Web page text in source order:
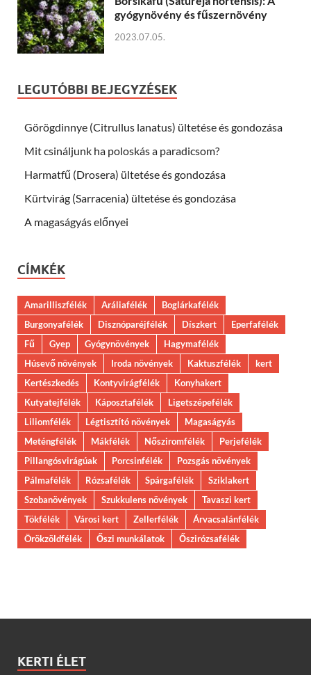
gyógynövény és fűszernövény
2023.07.05.
LEGUTÓBBI BEJEGYZÉSEK
Görögdinnye (Citrullus lanatus) ültetése és gondozása
Mit csináljunk ha poloskás a paradicsom?
Harmatfű (Drosera) ültetése és gondozása
Kürtvirág (Sarracenia) ültetése és gondozása
A magaságyás előnyei
CÍMKÉK
Amarilliszfélék Aráliafélék
Boglárkafélék
Burgonyafélék
Disznóparéjfélék Díszkert
Eperfafélék
Fű
Gyep Gyógynövények
Hagymafélék
Húsevő növények
Iroda növények Kaktuszfélék
kert
Kertészkedés
Kontyvirágfélék
Konyhakert
Kutyatejfélék
Káposztafélék
Ligetszépefélék
Liliomfélék
Légtisztító növények
Magaságyás
Meténgfélék
Mákfélék Nősziromfélék
Perjefélék
Pillangósvirágúak
Porcsinfélék
Pozsgás növények
Pálmafélék
Rózsafélék Spárgafélék
Sziklakert
Szobanövények
Szukkulens növények
Tavaszi kert
Tökfélék
Városi kert Zellerfélék
Árvacsalánfélék
Örökzöldfélék
Őszi munkálatok Őszirózsafélék
KERTI ÉLET